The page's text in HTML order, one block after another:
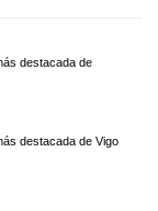
destacada de
destacada de Vigo